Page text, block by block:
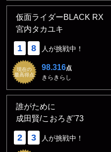
仮面ライダーBLACK RX
宮内タカユキ
1 8 人が挑戦中！
現在の
最高得点
98.316点
きらきらし
誰がために
成田賢/こおろぎ'73
2 3 人が挑戦中！